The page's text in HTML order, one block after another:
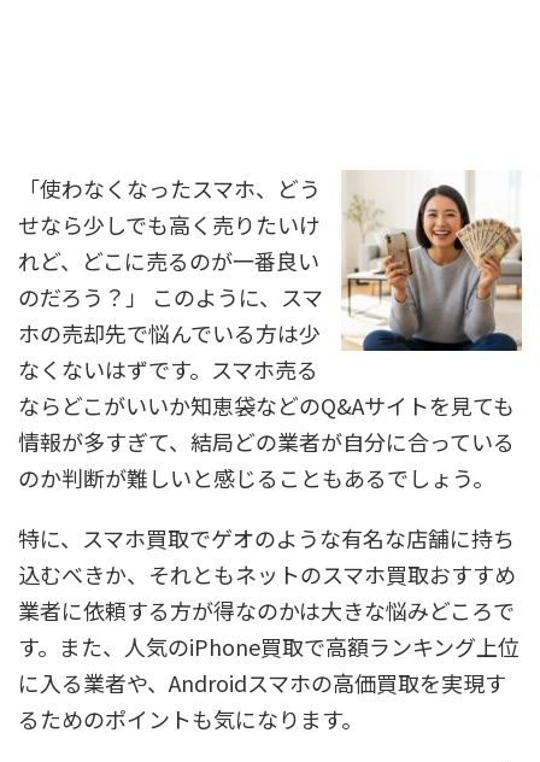
「使わなくなったスマホ、どう
せなら少しでも高く売りたいけ
れど、どこに売るのが一番良い
のだろう？」 このように、スマ
ホの売却先で悩んでいる方は少
なくないはずです。スマホ売る
ならどこがいいか知恵袋などのQ&Aサイトを見ても
情報が多すぎて、結局どの業者が自分に合っている
のか判断が難しいと感じることもあるでしょう。
特に、スマホ買取でゲオのような有名な店舗に持ち
込むべきか、それともネットのスマホ買取おすすめ
業者に依頼する方が得なのかは大きな悩みどころで
す。また、人気のiPhone買取で高額ランキング上位
に入る業者や、Androidスマホの高価買取を実現す
るためのポイントも気になります。